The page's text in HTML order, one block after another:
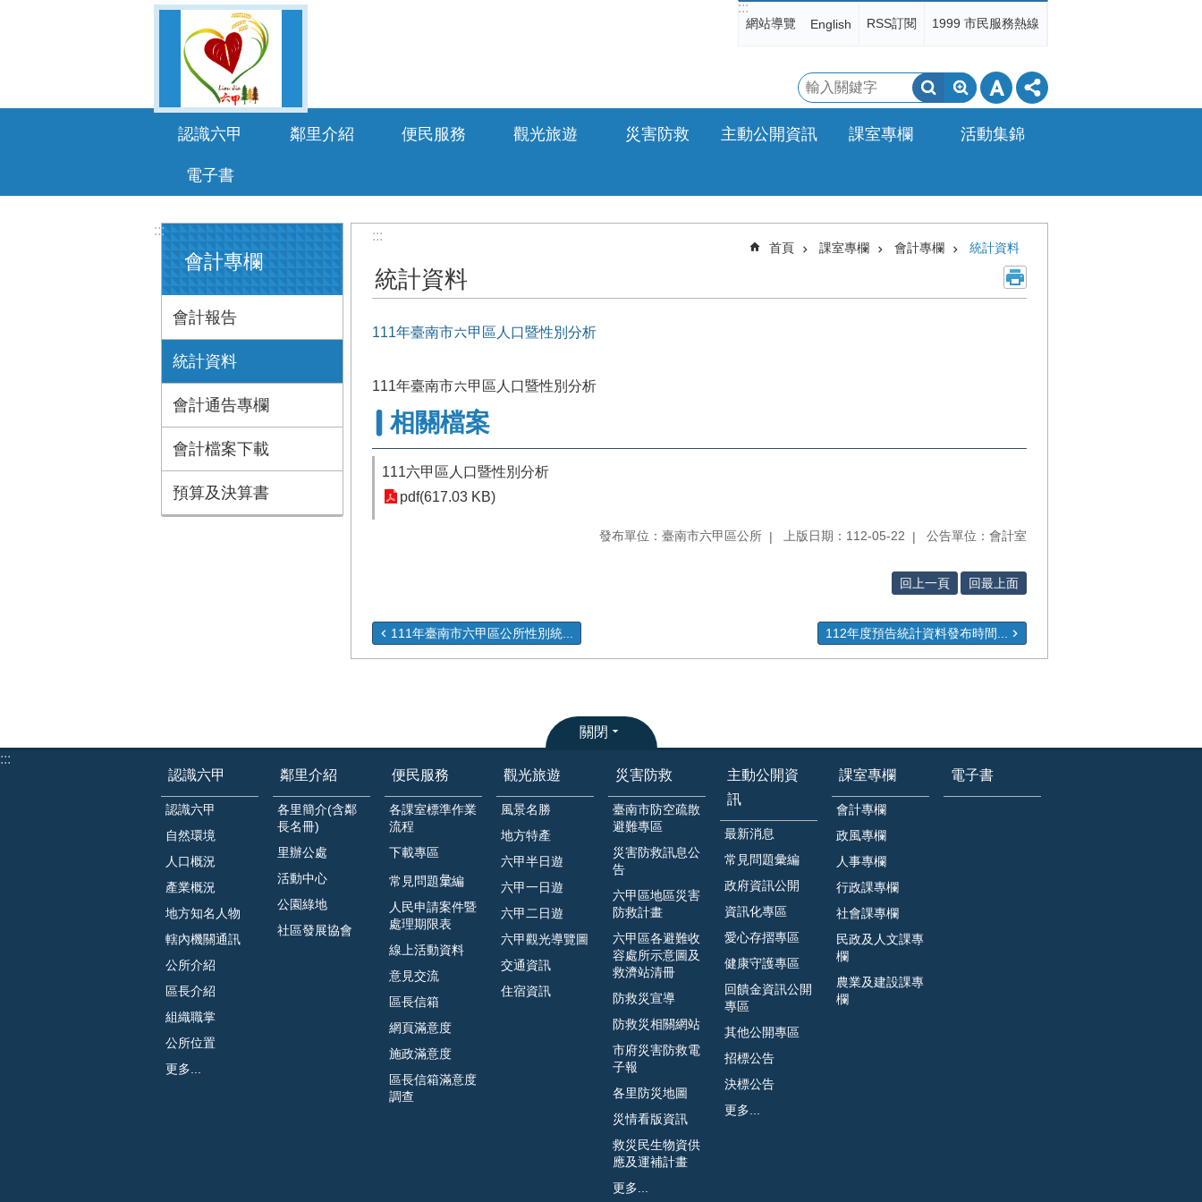
:::
網站導覽 English RSS訂閱 1999 市民服務熱線
搜
尋
認識六甲 鄰里介紹 便民服務 觀光旅遊 災害防救 主動公開資訊 課室專欄 活動集錦
電子書
:::
會計專欄
會計報告
統計資料
會計通告專欄
會計檔案下載
預算及決算書
:::
首頁 課室專欄 會計專欄 統計資料
統計資料
111年臺南市六甲區人口暨性別分析
111年臺南市六甲區人口暨性別分析
相關檔案
111六甲區人口暨性別分析
pdf(617.03 KB)
發布單位：臺南市六甲區公所 上版日期：112-05-22 公告單位：會計室
回上一頁 回最上面
111年臺南市六甲區公所性別統... 112年度預告統計資料發布時間...
關閉
:::
認識六甲
認識六甲
自然環境
人口概況
產業概況
地方知名人物
轄內機關通訊
公所介紹
區長介紹
組織職掌
公所位置
更多...
鄰里介紹
各里簡介(含鄰
長名冊)
里辦公處
活動中心
公園綠地
社區發展協會
便民服務
各課室標準作業
流程
下載專區
常見問題𢑥編
人民申請案件暨
處理期限表
線上活動資料
意見交流
區長信箱
網頁滿意度
施政滿意度
區長信箱滿意度
調查
觀光旅遊
風景名勝
地方特產
六甲半日遊
六甲一日遊
六甲二日遊
六甲觀光導覽圖
交通資訊
住宿資訊
災害防救
臺南市防空疏散
避難專區
災害防救訊息公
告
六甲區地區災害
防救計畫
六甲區各避難收
容處所示意圖及
救濟站清冊
防救災宣導
防救災相關網站
市府災害防救電
子報
各里防災地圖
災情看版資訊
救災民生物資供
應及運補計畫
更多...
主動公開資
訊
最新消息
常見問題彙編
政府資訊公開
資訊化專區
愛心存摺專區
健康守護專區
回饋金資訊公開
專區
其他公開專區
招標公告
決標公告
更多...
課室專欄
會計專欄
政風專欄
人事專欄
行政課專欄
社會課專欄
民政及人文課專
欄
農業及建設課專
欄
電子書